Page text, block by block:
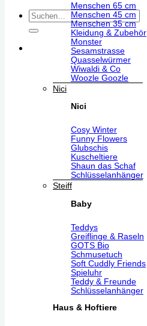
Suchen
nach:
Menschen 65 cm
Menschen 45 cm
Menschen 35 cm
Kleidung & Zubehör
Monster
Sesamstrasse
Quasselwürmer
Wiwaldi & Co
Woozle Goozle
Nici
Nici
Cosy Winter
Funny Flowers
Glubschis
Kuscheltiere
Shaun das Schaf
Schlüsselanhänger
Steiff
Baby
Teddys
Greiflinge & Raseln
GOTS Bio
Schmusetuch
Soft Cuddly Friends
Spieluhr
Teddy & Freunde
Schlüsselanhänger
Haus & Hoftiere